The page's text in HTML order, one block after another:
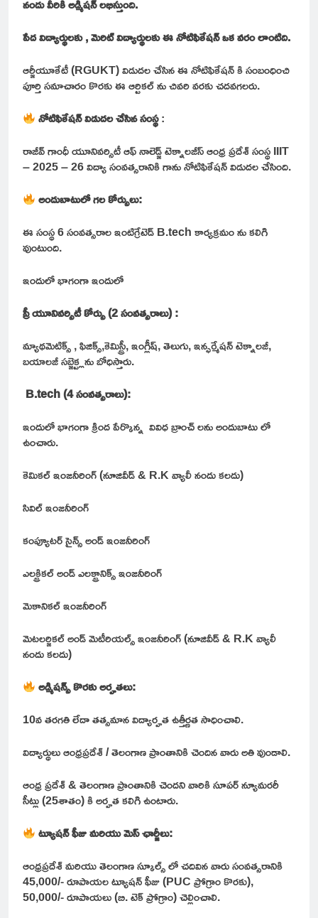
నందు వీరికి అడ్మిషన్ లభిస్తుంది.
పేద విద్యార్థులకు , మెరిట్ విద్యార్థులకు ఈ నోటిఫికేషన్ ఒక వరం లాంటిది.
ఆర్జీయూకేటీ (RGUKT) విడుదల చేసిన ఈ నోటిఫికేషన్ కి సంబంధించి
పూర్తి సమాచారం కొరకు ఈ ఆర్టికల్ ను చివరి వరకు చదవగలరు.
నోటిఫికేషన్ విడుదల చేసిన సంస్థ:
రాజీవ్ గాంధీ యూనివర్సిటీ ఆఫ్ నాలెడ్జ్ టెక్నాలజీస్ ఆంధ్ర ప్రదేశ్ సంస్థ IIIT
– 2025 – 26 విద్యా సంవత్సరానికి గాను నోటిఫికేషన్ విడుదల చేసింది.
అందుబాటులో గల కోర్సులు:
ఈ సంస్థ 6 సంవత్సరాల ఇంటిగ్రేటెడ్ B.tech కార్యక్రమం ను కలిగి
వుంటుంది.
ఇందులో భాగంగా ఇందులో
ప్రీ యూనివర్సిటీ కోర్సు (2 సంవత్సరాలు) :
మ్యాథమెటిక్స్ , ఫిజిక్స్,కెమిస్ట్రీ, ఇంగ్లీష్, తెలుగు, ఇన్ఫర్మేషన్ టెక్నాలజీ,
బయాలజీ సబ్జెక్ట్లను బోధిస్తారు.
B.tech (4 సంవత్సరాలు):
ఇందులో భాగంగా క్రింద పేర్కొన్న వివిధ బ్రాంచ్ లను అందుబాటు లో
ఉంచారు.
కెమికల్ ఇంజనీరింగ్ (నూజివీడ్ & R.K వ్యాలీ నందు కలదు)
సివిల్ ఇంజనీరింగ్
కంప్యూటర్ సైన్స్ అండ్ ఇంజనీరింగ్
ఎలక్ట్రికల్ అండ్ ఎలక్ట్రానిక్స్ ఇంజనీరింగ్
మెకానికల్ ఇంజనీరింగ్
మెటలర్జికల్ అండ్ మెటీరియల్స్ ఇంజనీరింగ్ (నూజివీడ్ & R.K వ్యాలీ
నందు కలదు)
అడ్మిషన్స్ కొరకు అర్హతలు:
10వ తరగతి లేదా తత్సమాన విద్యార్హత ఉత్తీర్ణత సాధించాలి.
విద్యార్థులు ఆంధ్రప్రదేశ్ / తెలంగాణ ప్రాంతానికి చెందిన వారు అతి వుండాలి.
ఆంధ్ర ప్రదేశ్ & తెలంగాణ ప్రాంతానికి చెందని వారికి సూపర్ న్యూమరరీ
సీట్లు (25శాతం) కి అర్హత కలిగి ఉంటారు.
ట్యూషన్ ఫీజు మరియు మెస్ ఛార్జీలు:
ఆంధ్రప్రదేశ్ మరియు తెలంగాణ స్కూల్స్ లో చదివిన వారు సంవత్సరానికి
45,000/- రూపాయల ట్యూషన్ ఫీజు (PUC ప్రోగ్రాం కొరకు),
50,000/- రూపాయలు (బి. టెక్ ప్రోగ్రాం) చెల్లించాలి.